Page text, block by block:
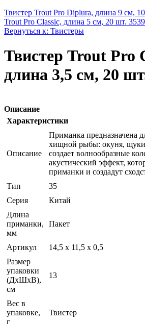
Твистер Trout Pro Diplura, длина 9 см,
Trout Pro Classic, длина 5 см, 20 шт.
Вернуться к: Твистеры
Твистер Trout Pro
длина 3,5 см, 20
Описание
Характеристики
Описание
Приманка предназначена
хищной рыбы: окуня,
создает волнообразные
акустический эффект,
приманки и создадут
Тип
35
Серия
Китай
Длина
приманки,
мм
Пакет
Артикул
14,5 х 11,5 х 0,5
Размер
упаковки
(ДхШхВ),
см
13
Вес в
упаковке,
г
Твистер